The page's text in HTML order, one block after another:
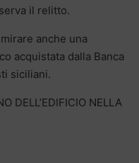
il relitto.
anche una
acquistata dalla Banca
siciliani.
DELL’EDIFICIO NELLA